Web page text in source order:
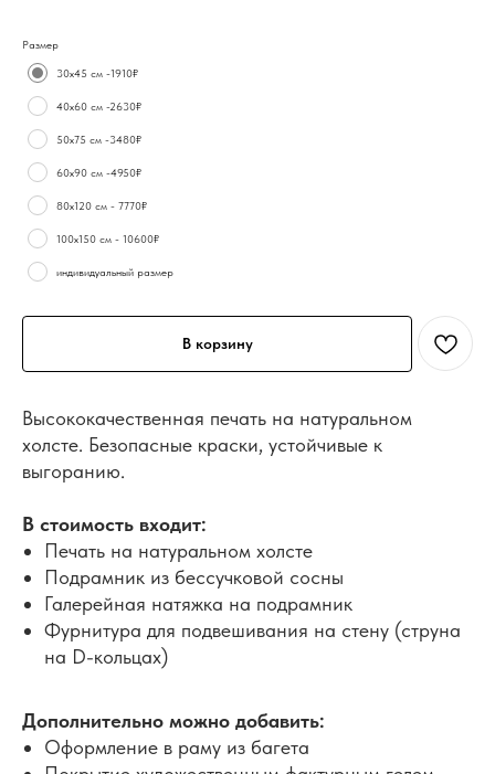
Размер
30х45 см -1910₽
40х60 см -2630₽
50х75 см -3480₽
60х90 см -4950₽
80х120 см - 7770₽
100х150 см - 10600₽
индивидуальный размер
В корзину
Высококачественная печать на натуральном
холсте. Безопасные краски, устойчивые к
выгоранию.
В стоимость входит:
Печать на натуральном холсте
Подрамник из бессучковой сосны
Галерейная натяжка на подрамник
Фурнитура для подвешивания на стену (струна
на D-кольцах)
Дополнительно можно добавить:
Оформление в раму из багета